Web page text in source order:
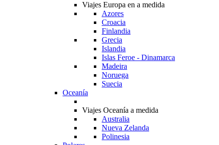
Viajes Europa en a medida
Azores
Croacia
Finlandia
Grecia
Islandia
Islas Feroe - Dinamarca
Madeira
Noruega
Suecia
Oceanía
Viajes Oceanía a medida
Australia
Nueva Zelanda
Polinesia